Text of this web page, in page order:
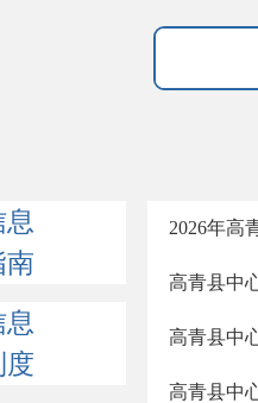
息
南
息
度
2026年高
高青县中
高青县中
高青县中